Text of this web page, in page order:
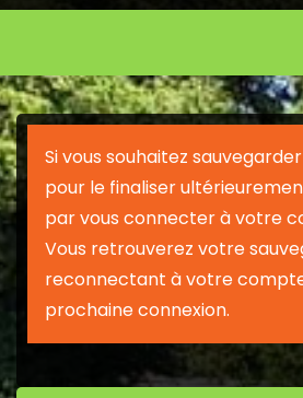
Si vous souhaitez
pour le finaliser
par vous connecter à votre
Vous retrouverez votre
reconnectant à votre
prochaine connexion.